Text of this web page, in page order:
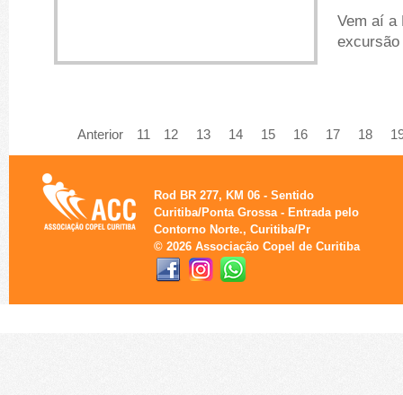
Vem aí a
Anterior 11 12 13 14 15 16 17 18
Rod BR 277, KM 06 - Sentido
Curitiba/Ponta Grossa - Entrada pelo
Contorno Norte., Curitiba/Pr
© 2026 Associação Copel de Curitiba